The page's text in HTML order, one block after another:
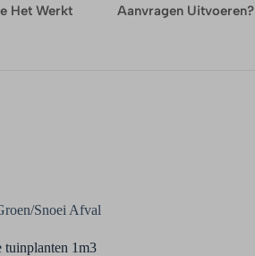
Het Werkt Aanvragen Uitvoeren?
Snoei Afval
tuinplanten 1m3